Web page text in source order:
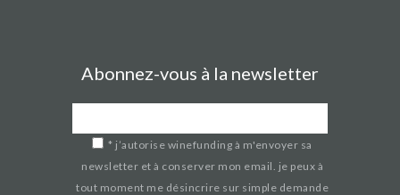
Abonnez-vous à la newsletter
* j’autorise winefunding à m'envoyer sa
newsletter et à conserver mon email. je peux à
tout moment me désincrire sur simple demande